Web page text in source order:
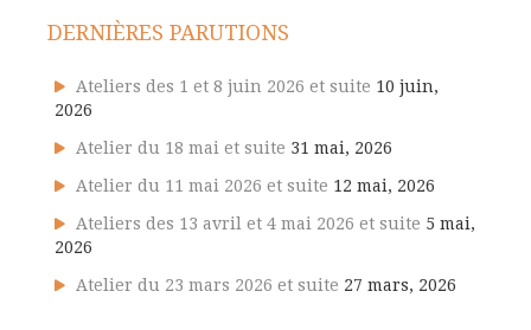
DERNIÈRES PARUTIONS
Ateliers des 1 et 8 juin 2026 et suite 10 juin,
2026
Atelier du 18 mai et suite 31 mai, 2026
Atelier du 11 mai 2026 et suite 12 mai, 2026
Ateliers des 13 avril et 4 mai 2026 et suite 5 mai,
2026
Atelier du 23 mars 2026 et suite 27 mars, 2026